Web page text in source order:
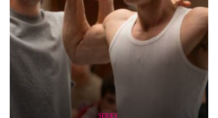
SERIES